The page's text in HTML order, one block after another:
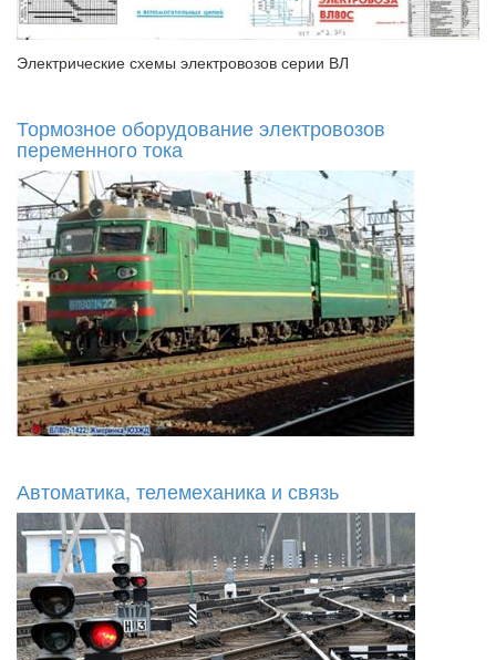
Электрические схемы электровозов серии ВЛ
Тормозное оборудование электровозов
переменного тока
Автоматика, телемеханика и связь